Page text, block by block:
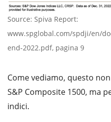
Source: Spiva Report:
www.spglobal.com/spdji/en/
end-2022.pdf, pagina 9
Come vediamo, questo
S&P Composite 1500, ma
indici.